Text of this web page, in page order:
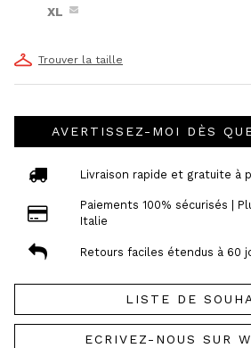
XL
Trouver la taille
AVERTISSEZ-MOI DÈS
Livraison rapide et gratuite à
Paiements 100% sécurisés |
Italie
Retours faciles étendus à 60
LISTE DE
ECRIVEZ-NOUS SUR